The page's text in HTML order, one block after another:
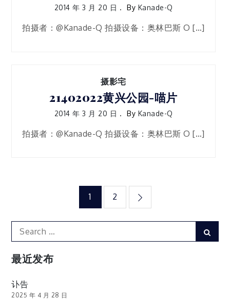
2014 年 3 月 20 日 By Kanade-Q
拍摄者：@Kanade-Q 拍摄设备：奥林巴斯 O […]
摄影宅
21402022黄兴公园-喵片
2014 年 3 月 20 日 By Kanade-Q
拍摄者：@Kanade-Q 拍摄设备：奥林巴斯 O […]
章
分
页
1 2
Search
for:
最近发布
讣告
2025 年 4 月 28 日